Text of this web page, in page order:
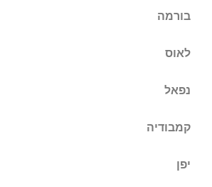
בורמה
לאוס
נפאל
קמבודיה
יפן